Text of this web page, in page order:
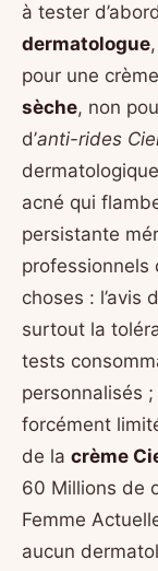
à tester
dermatologue
pour une
sèche, non
d’anti-rides
acné qui
persistante
professionnels
choses : l’avis
surtout la
tests
personnalisés
forcément
de la crème
60 Millions de
Femme
aucun